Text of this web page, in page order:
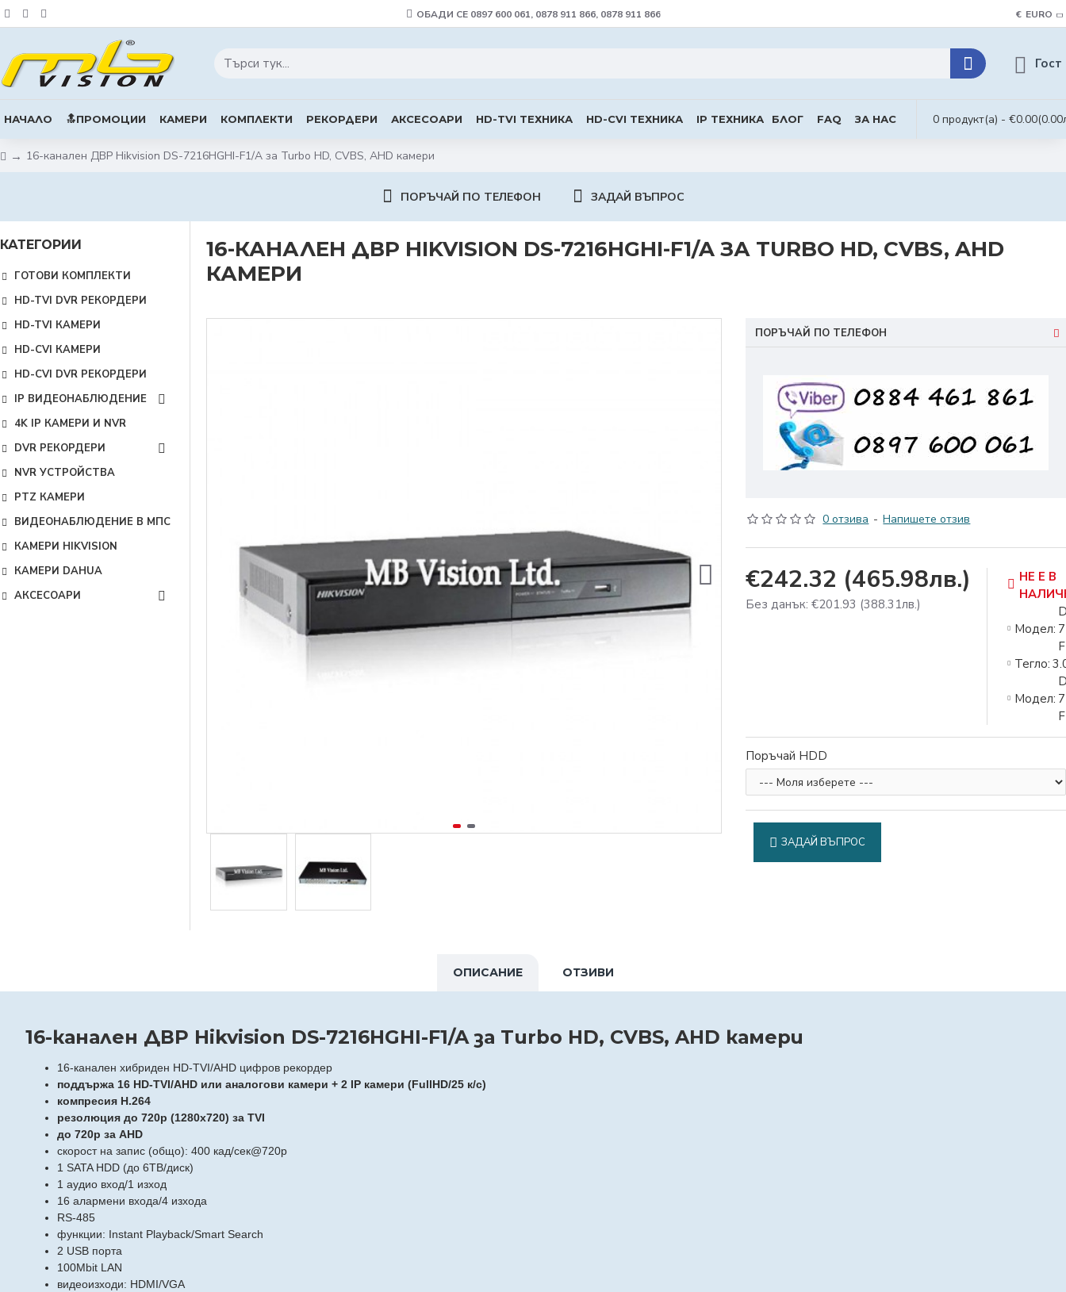
ОБАДИ СЕ 0897 600 061, 0878 911 866, 0878 911 866 € EURO
Гост
НАЧАЛО 🔝ПРОМОЦИИ КАМЕРИ КОМПЛЕКТИ РЕКОРДЕРИ АКСЕСОАРИ HD-TVI ТЕХНИКА HD-CVI ТЕХНИКА IP ТЕХНИКА БЛОГ FAQ ЗА НАС 0 продукт(а) - €0.00
16-канален ДВР Hikvision DS-7216HGHI-F1/A за Turbo HD, CVBS, AHD камери
ПОРЪЧАЙ ПО ТЕЛЕФОН ЗАДАЙ ВЪПРОС
КАТЕГОРИИ
ГОТОВИ КОМПЛЕКТИ
HD-TVI DVR РЕКОРДЕРИ
HD-TVI КАМЕРИ
HD-CVI КАМЕРИ
HD-CVI DVR РЕКОРДЕРИ
IP ВИДЕОНАБЛЮДЕНИЕ
4K IP КАМЕРИ И NVR
DVR РЕКОРДЕРИ
NVR УСТРОЙСТВА
PTZ КАМЕРИ
ВИДЕОНАБЛЮДЕНИЕ В МПС
КАМЕРИ HIKVISION
КАМЕРИ DAHUA
АКСЕСОАРИ
16-КАНАЛЕН ДВР HIKVISION DS-7216HGHI-F1/A ЗА TURBO HD, CVBS, AHD
КАМЕРИ
ПОРЪЧАЙ ПО ТЕЛЕФОН
0 отзива - Напишете отзив
€242.32 (465.98лв.)
Без данък: €201.93 (388.31лв.)
НЕ Е В
Модел:
Тегло:
Модел:
Поръчай HDD
ЗАДАЙ ВЪПРОС
ОПИСАНИЕ ОТЗИВИ
16-канален ДВР Hikvision DS-7216HGHI-F1/A за Turbo HD, CVBS, AHD камери
16-канален хибриден HD-TVI/AHD цифров рекордер
поддържа 16 HD-TVI/AHD или аналогови камери + 2 IP камери (FullHD/25 к/с)
компресия H.264
резолюция до 720p (1280x720) за TVI
до 720p за AHD
скорост на запис (общо): 400 кад/сек@720p
1 SATA HDD (до 6ТВ/диск)
1 аудио вход/1 изход
16 алармени входа/4 изхода
RS-485
функции: Instant Playback/Smart Search
2 USB порта
100Mbit LAN
видеоизходи: HDMI/VGA